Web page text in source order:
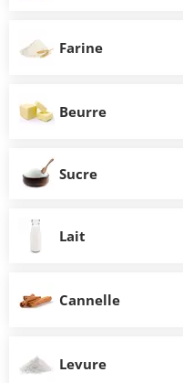
Farine
Beurre
Sucre
Lait
Cannelle
Levure